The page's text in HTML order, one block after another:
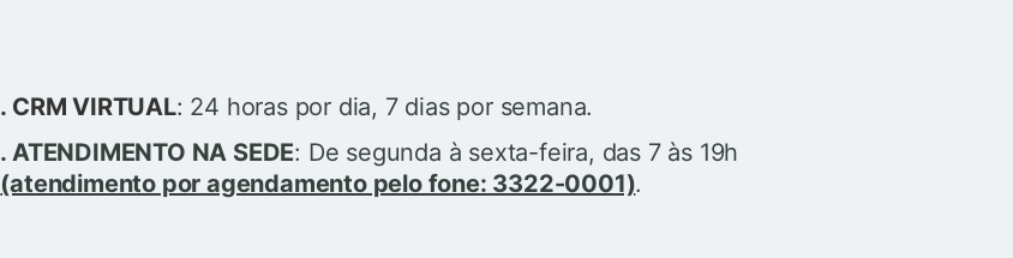
. CRM VIRTUAL: 24 horas por dia, 7 dias por semana.
. ATENDIMENTO NA SEDE: De segunda à sexta-feira, das 7 às 19h
(atendimento por agendamento pelo fone: 3322-0001).